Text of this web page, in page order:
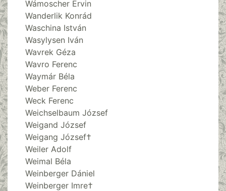
Wámoscher Ervin
Wanderlik Konrád
Waschina István
Wasylysen Iván
Wavrek Géza
Wavro Ferenc
Waymár Béla
Weber Ferenc
Weck Ferenc
Weichselbaum József
Weigand József
Weigang József†
Weiler Adolf
Weimal Béla
Weinberger Dániel
Weinberger Imre†